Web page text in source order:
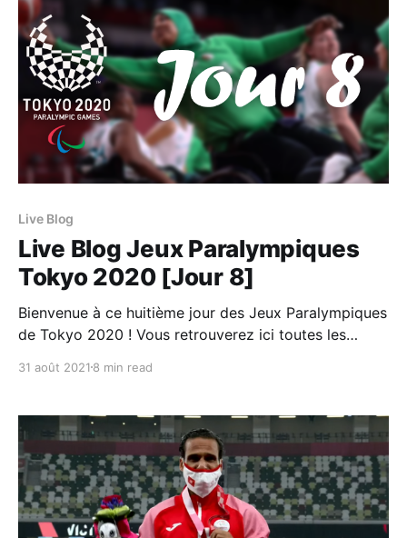
suivre
Live Blog
Live Blog Jeux Paralympiques
Tokyo 2020 [Jour 8]
Bienvenue à ce huitième jour des Jeux Paralympiques
de Tokyo 2020 ! Vous retrouverez ici toutes les
épreuves à ne pas rater, le programme et les
moments. Ce post sera mis à jour tout au long de
31 août 2021 8 min read